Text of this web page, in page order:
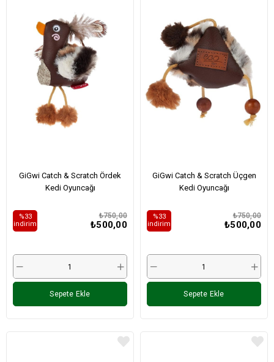
GiGwi Catch & Scratch Ördek
Kedi Oyuncağı
₺500,00
₺750,00
%33
i̇ndirim
Sepete Ekle
GiGwi Catch & Scratch Üçgen
Kedi Oyuncağı
₺500,00
₺750,00
%33
i̇ndirim
Sepete Ekle